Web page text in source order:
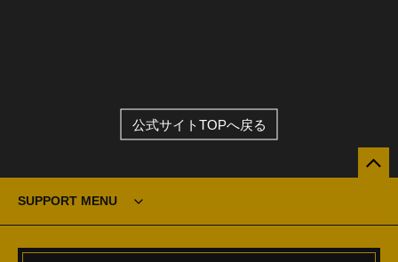
公式サイトTOPへ戻る
SUPPORT MENU